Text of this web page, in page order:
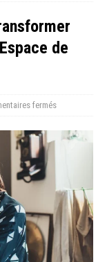
de
fermés